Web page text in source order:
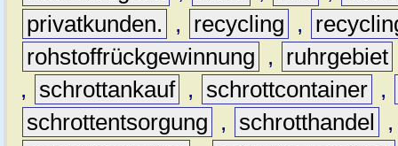
privatkunden.
, recycling ,
rohstoffrückgewinnung
, ruhrgebiet
,
schrottankauf , schrottcontainer ,
schrottentsorgung
, schrotthandel